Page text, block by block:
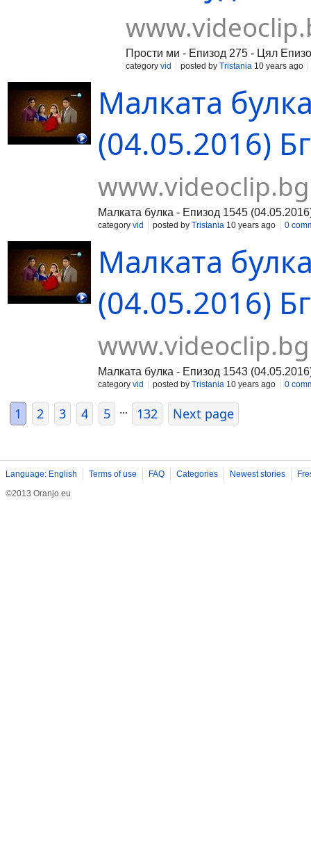
Прости ми - Епизод 275 - Цял
category vid posted by Tristania 10 years ago
Малката
(04.05.2016)
www.videoclip.bg
Малката булка - Епизод 1545
category vid posted by Tristania 10 years ago 0
Малката
(04.05.2016)
www.videoclip.bg
Малката булка - Епизод 1543
category vid posted by Tristania 10 years ago 0
1 2 3 4 5 ... 132 Next page
Language: English Terms of use FAQ Categories Newest stories
©2013 Oranjo.eu